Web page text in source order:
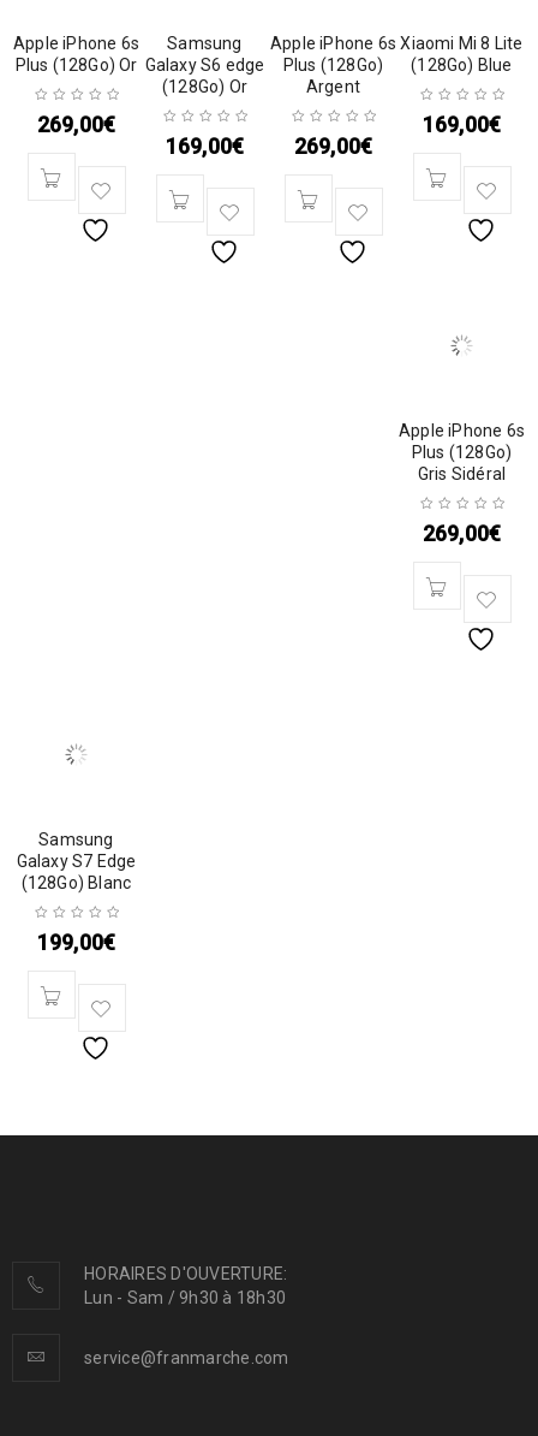
Apple iPhone 6s
Plus (128Go) Or
269,00€
Samsung
Galaxy S6 edge
(128Go) Or
169,00€
Apple iPhone 6s
Plus (128Go)
Argent
269,00€
Xiaomi Mi 8 Lite
(128Go) Blue
169,00€
Apple iPhone 6s
Plus (128Go)
Gris Sidéral
269,00€
Samsung
Galaxy S7 Edge
(128Go) Blanc
199,00€
HORAIRES D'OUVERTURE:
Lun - Sam / 9h30 à 18h30
service@franmarche.com